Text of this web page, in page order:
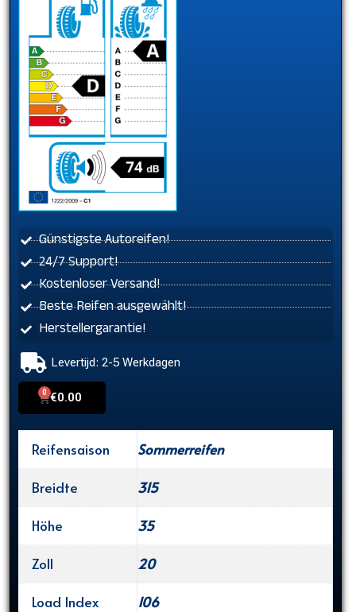
Günstigste Autoreifen!
24/7 Support!
Kostenloser Versand!
Beste Reifen ausgewählt!
Herstellergarantie!
Levertijd: 2-5 Werkdagen
€0.00
0
Cart
Reifensaison
Sommerreifen
Breidte
315
Höhe
35
Zoll
20
Load Index
106